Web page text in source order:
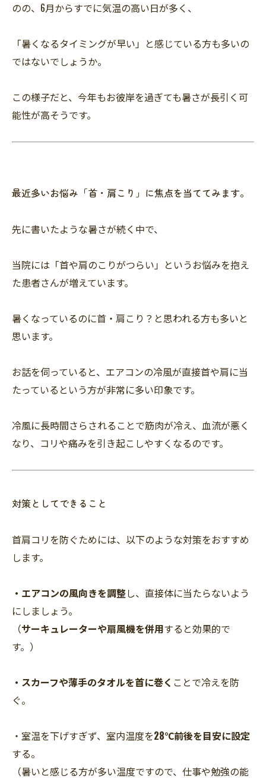
のの、6月からすでに気温の高い日が多く、
「暑くなるタイミングが早い」と感じている方も多いの
ではないでしょうか。
この様子だと、今年もお彼岸を過ぎても暑さが長引く可
能性が高そうです。
最近多いお悩み「首・肩こり」に焦点を当ててみます。
先に書いたような暑さが続く中で、
当院には「首や肩のこりがつらい」というお悩みを抱え
た患者さんが増えています。
暑くなっているのに首・肩こり？と思われる方も多いと
思います。
お話を伺っていると、エアコンの冷風が直接首や肩に当
たっているという方が非常に多い印象です。
冷風に長時間さらされることで筋肉が冷え、血流が悪く
なり、コリや痛みを引き起こしやすくなるのです。
対策としてできること
首肩コリを防ぐためには、以下のような対策をおすすめ
します。
・エアコンの風向きを調整し、直接体に当たらないよう
にしましょう。
（サーキュレーターや扇風機を併用すると効果的で
す。）
・スカーフや薄手のタオルを首に巻く ことで冷えを防
ぐ。
・室温を下げすぎず、室内温度を28℃前後を目安に設定
する。
（暑いと感じる方が多い温度ですので、仕事や勉強の能